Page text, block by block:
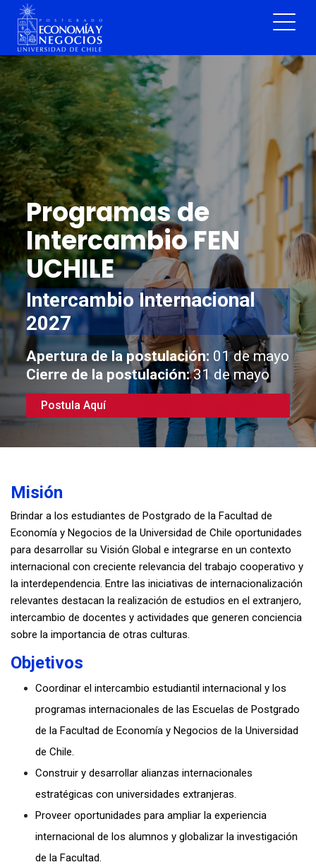
Programas de
Intercambio FEN
UCHILE
Intercambio Internacional
2027
Apertura de la postulación: 01 de mayo
Cierre de la postulación:31 de mayo
Postula Aquí
Misión
Brindar a los estudiantes de Postgrado de la Facultad de
Economía y Negocios de la Universidad de Chile oportunidades
para desarrollar su Visión Global e integrarse en un contexto
internacional con creciente relevancia del trabajo cooperativo y
la interdependencia. Entre las iniciativas de internacionalización
relevantes destacan la realización de estudios en el extranjero,
intercambio de docentes y actividades que generen conciencia
sobre la importancia de otras culturas.
Objetivos
Coordinar el intercambio estudiantil internacional y los
programas internacionales de las Escuelas de Postgrado
de la Facultad de Economía y Negocios de la Universidad
de Chile.
Construir y desarrollar alianzas internacionales
estratégicas con universidades extranjeras.
Proveer oportunidades para ampliar la experiencia
internacional de los alumnos y globalizar la investigación
de la Facultad.